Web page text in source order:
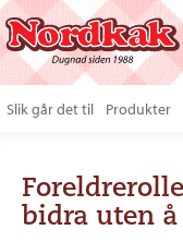
Slik går det til Produkter
Salgstips & last ned
bidra uten å